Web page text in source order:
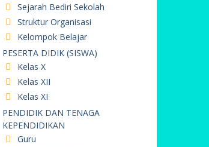
Sejarah Bediri Sekolah
Struktur Organisasi
Kelompok Belajar
PESERTA DIDIK (SISWA)
Kelas X
Kelas XII
Kelas XI
PENDIDIK DAN TENAGA
KEPENDIDIKAN
Guru